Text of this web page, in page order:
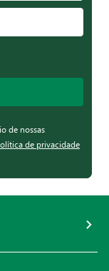
de nossas
de privacidade